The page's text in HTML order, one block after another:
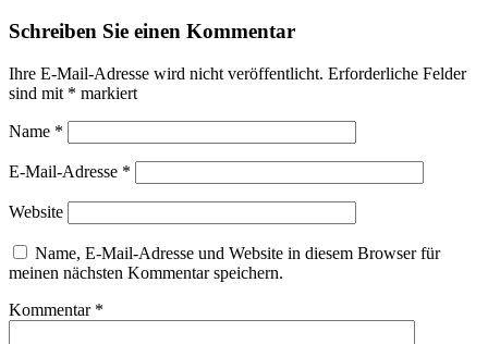
Schreiben Sie einen Kommentar
Ihre E-Mail-Adresse wird nicht veröffentlicht. Erforderliche Felder
sind mit * markiert
Name *
E-Mail-Adresse *
Website
Name, E-Mail-Adresse und Website in diesem Browser für
meinen nächsten Kommentar speichern.
Kommentar *